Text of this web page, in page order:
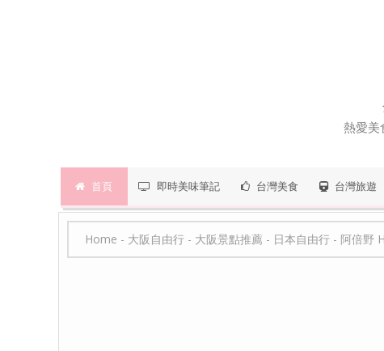
熱愛美
首頁 即時美味筆記 台灣美食 台灣旅遊
Home - 大阪自由行 - 大阪景點推薦 - 日本自由行 - 阿倍野